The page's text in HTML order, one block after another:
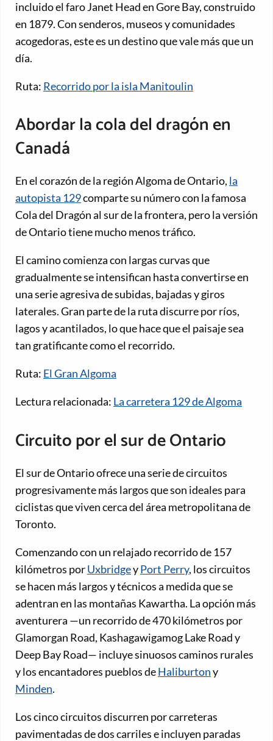
incluido el faro Janet Head en Gore Bay, construido
en 1879. Con senderos, museos y comunidades
acogedoras, este es un destino que vale más que un
día.
Ruta: Recorrido por la isla Manitoulin
Abordar la cola del dragón en
Canadá
En el corazón de la región Algoma de Ontario, la
autopista 129comparte su número con la famosa
Cola del Dragón al sur de la frontera, pero la versión
de Ontario tiene mucho menos tráfico.
El camino comienza con largas curvas que
gradualmente se intensifican hasta convertirse en
una serie agresiva de subidas, bajadas y giros
laterales. Gran parte de la ruta discurre por ríos,
lagos y acantilados, lo que hace que el paisaje sea
tan gratificante como el recorrido.
Ruta: El Gran Algoma
Lectura relacionada: La carretera 129 de Algoma
Circuito por el sur de Ontario
El sur de Ontario ofrece una serie de circuitos
progresivamente más largos que son ideales para
ciclistas que viven cerca del área metropolitana de
Toronto.
Comenzando con un relajado recorrido de 157
kilómetros porUxbridgeyPort Perry, los circuitos
se hacen más largos y técnicos a medida que se
adentran en las montañas Kawartha. La opción más
aventurera —un recorrido de 470 kilómetros por
Glamorgan Road, Kashagawigamog Lake Road y
Deep Bay Road— incluye sinuosos caminos rurales
y los encantadores pueblos deHaliburtony
Minden.
Los cinco circuitos discurren por carreteras
pavimentadas de dos carriles e incluyen paradas